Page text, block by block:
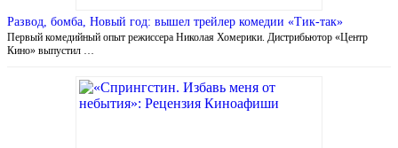
Развод, бомба, Новый год: вышел трейлер комедии «Тик-так»
Первый комедийный опыт режиссера Николая Хомерики. Дистрибьютор «Центр
Кино» выпустил …